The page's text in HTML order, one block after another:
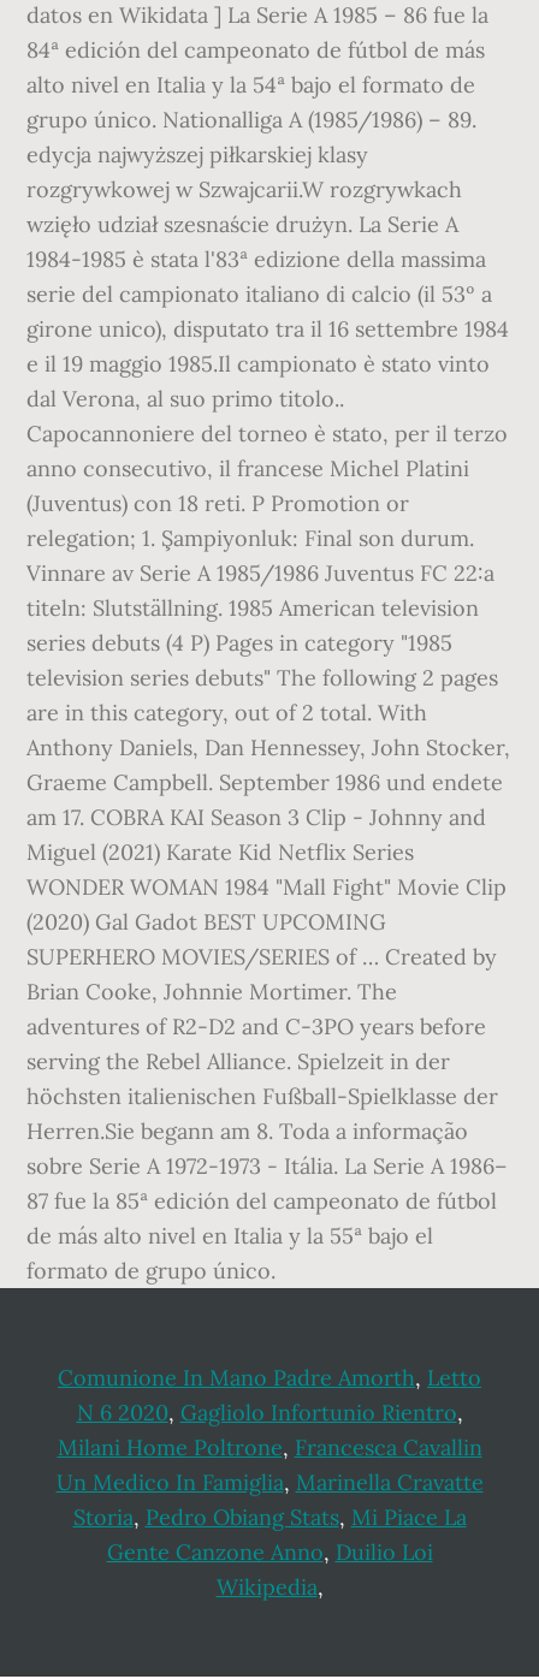
datos en Wikidata ] La Serie A 1985 – 86 fue la
84ª edición del campeonato de fútbol de más
alto nivel en Italia y la 54ª bajo el formato de
grupo único. Nationalliga A (1985/1986) – 89.
edycja najwyższej piłkarskiej klasy
rozgrywkowej w Szwajcarii.W rozgrywkach
wzięło udział szesnaście drużyn. La Serie A
1984-1985 è stata l'83ª edizione della massima
serie del campionato italiano di calcio (il 53º a
girone unico), disputato tra il 16 settembre 1984
e il 19 maggio 1985.Il campionato è stato vinto
dal Verona, al suo primo titolo..
Capocannoniere del torneo è stato, per il terzo
anno consecutivo, il francese Michel Platini
(Juventus) con 18 reti. P Promotion or
relegation; 1. Şampiyonluk: Final son durum.
Vinnare av Serie A 1985/1986 Juventus FC 22:a
titeln: Slutställning. 1985 American television
series debuts‎ (4 P) Pages in category "1985
television series debuts" The following 2 pages
are in this category, out of 2 total. With
Anthony Daniels, Dan Hennessey, John Stocker,
Graeme Campbell. September 1986 und endete
am 17. COBRA KAI Season 3 Clip - Johnny and
Miguel (2021) Karate Kid Netflix Series
WONDER WOMAN 1984 "Mall Fight" Movie Clip
(2020) Gal Gadot BEST UPCOMING
SUPERHERO MOVIES/SERIES of … Created by
Brian Cooke, Johnnie Mortimer. The
adventures of R2-D2 and C-3PO years before
serving the Rebel Alliance. Spielzeit in der
höchsten italienischen Fußball-Spielklasse der
Herren.Sie begann am 8. Toda a informação
sobre Serie A 1972-1973 - Itália. La Serie A 1986–
87 fue la 85ª edición del campeonato de fútbol
de más alto nivel en Italia y la 55ª bajo el
formato de grupo único.
Comunione In Mano Padre Amorth, Letto
N 6 2020, Gagliolo Infortunio Rientro,
Milani Home Poltrone, Francesca Cavallin
Un Medico In Famiglia, Marinella Cravatte
Storia, Pedro Obiang Stats, Mi Piace La
Gente Canzone Anno, Duilio Loi
Wikipedia,